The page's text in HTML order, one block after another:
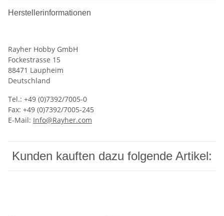
Herstellerinformationen
Rayher Hobby GmbH
Fockestrasse 15
88471 Laupheim
Deutschland
Tel.: +49 (0)7392/7005-0
Fax: +49 (0)7392/7005-245
E-Mail: Info@Rayher.com
Kunden kauften dazu folgende Artikel: